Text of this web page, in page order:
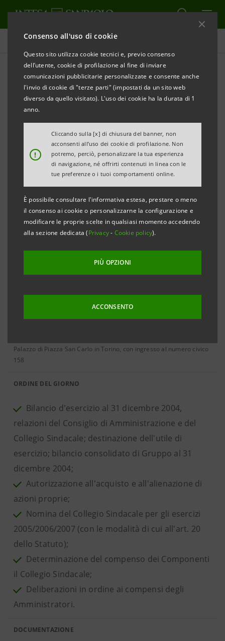
Consenso all'uso di cookie
Questo sito utilizza cookie tecnici e, previo consenso
dell’utente, cookie di profilazione al fine di inviare
comunicazioni pubblicitarie personalizzate e consente anche
l'invio di cookie di "terze parti" (impostati da un sito web
diverso da quello visitato). L'uso dei cookie ha la durata di 1
anno.
!
Cliccando sulla [x] di chiusura del banner, non
acconsenti all’uso dei cookie di profilazione. Non
potremo, perciò, personalizzare la tua esperienza
di navigazione, né offrirti contenuti in linea con le
tue preferenze o i tuoi comportamenti online.
È possibile consultare l'informativa estesa, prestare o meno
il consenso ai cookie o personalizzarne la configurazione e
modificare le proprie scelte in qualsiasi momento accedendo
alla sezione dedicata (Privacy- Cookie policy).
PIÙ OPZIONI
ACCONSENTO
Governance
Storico Sanpaolo IMI:
Assemblea degli Azionisti
AGGIORNA
Regolamento Assembleare (pdf, 45 Kb)
Filtra per
Aprile 2005
29 APRILE 2005
Palazzo di Piazza San Carlo in Torino, con ingresso al numero civico
158
ORDINE DEL GIORNO
Bilancio d'esercizio al 31 dicembre 2004,
relazioni del Consiglio di Amministrazione e del
Collegio Sindacale; destinazione dell'utile di
esercizio; bilancio consolidato di Gruppo al 31
dicembre 2004;
Autorizzazione all'acquisto e all'alienazione di
azioni proprie;
Nomina del Collegio Sindacale per gli esercizi
2005/2006/2007 (con le modalità di cui all'art. 20
dello Statuto);
Determinazione del compenso dei Componenti
il Collegio Sindacale;
Deliberazioni in ordine ai compensi degli
Amministratori.
DOCUMENTAZIONE